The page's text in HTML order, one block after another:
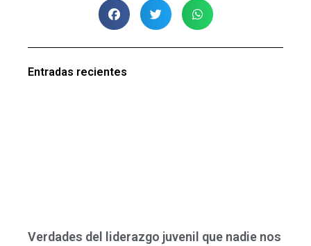
Entradas recientes
Verdades del liderazgo juvenil que nadie nos